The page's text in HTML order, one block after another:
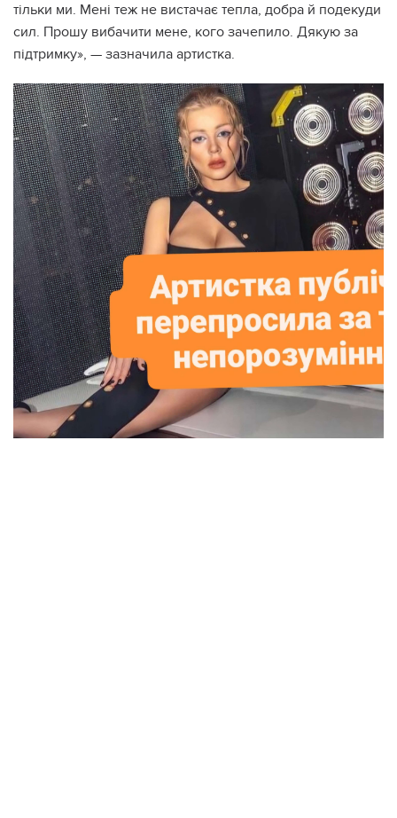
тільки ми. Мені теж не вистачає тепла, добра й подекуди
сил. Прошу вибачити мене, кого зачепило. Дякую за
підтримку», — зазначила артистка.